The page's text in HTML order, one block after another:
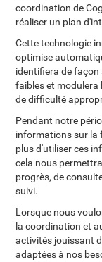
coordination de
réaliser un plan
Cette technologie
optimise
identifiera de
faibles et modulera
de difficulté
Pendant notre
informations sur la
plus d'utiliser ces
cela nous
progrès, de
suivi.
Lorsque nous
la coordination et
activités jouissant
adaptées à nos